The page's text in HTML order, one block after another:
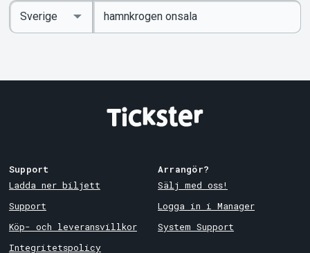
Ange
sökord
Select
Country
Support
Ladda ner biljett
Support
Köp- och leveransvillkor
Integritetspolicy
Arrangör?
Sälj med oss!
Logga in i Manager
System Support